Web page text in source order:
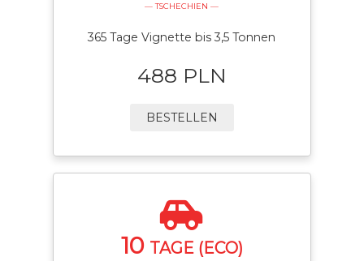
— TSCHECHIEN —
365 Tage Vignette bis 3,5 Tonnen
488 PLN
BESTELLEN
10 TAGE (ECO)